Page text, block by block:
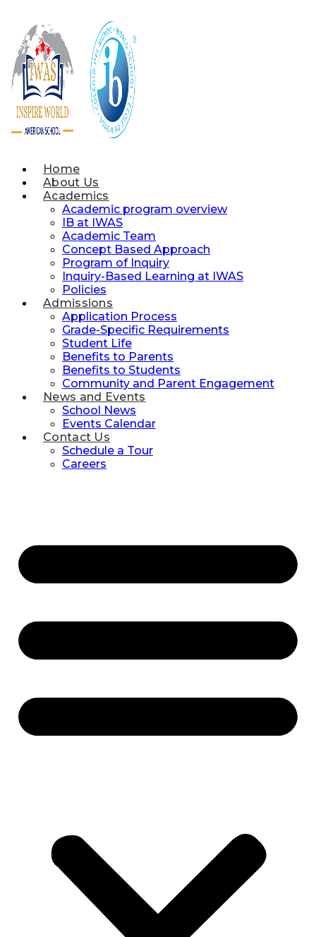
content
Home
About Us
Academics
Academic program overview
IB at IWAS
Academic Team
Concept Based Approach
Program of Inquiry
Inquiry-Based Learning at IWAS
Policies
Admissions
Application Process
Grade-Specific Requirements
Student Life
Benefits to Parents
Benefits to Students
Community and Parent Engagement
News and Events
School News
Events Calendar
Contact Us
Schedule a Tour
Careers